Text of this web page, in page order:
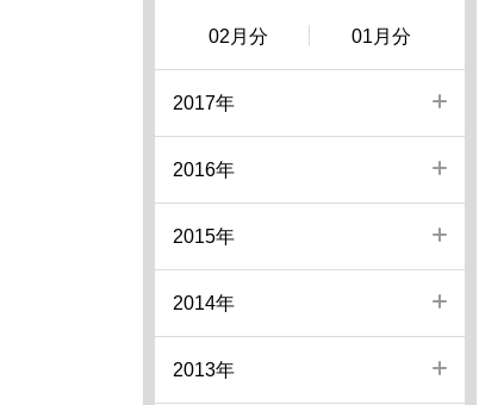
02月分 01月分
2017年
2016年
2015年
2014年
2013年